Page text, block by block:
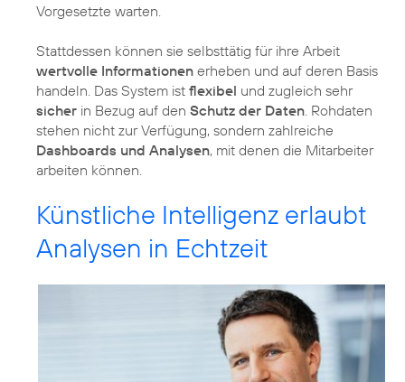
Vorgesetzte warten.
Stattdessen können sie selbsttätig für ihre Arbeit
wertvolle Informationen erheben und auf deren Basis
handeln. Das System ist flexibel und zugleich sehr
sicher in Bezug auf den Schutz der Daten. Rohdaten
stehen nicht zur Verfügung, sondern zahlreiche
Dashboards und Analysen, mit denen die Mitarbeiter
arbeiten können.
Künstliche Intelligenz erlaubt
Analysen in Echtzeit